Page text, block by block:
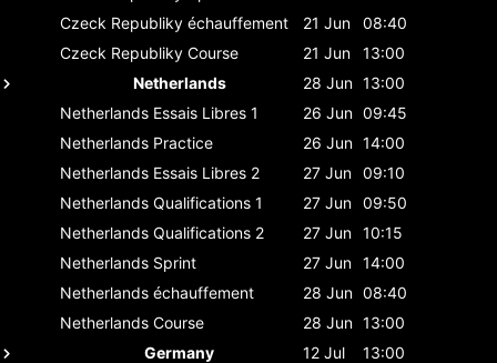
Czeck Republiky échauffement 21 Jun
08:40
Czeck Republiky Course 21 Jun
13:00
Netherlands
28 Jun 13:00
Netherlands Essais Libres 1 26 Jun 09:45
Netherlands Practice 26 Jun 14:00
Netherlands Essais Libres 2 27 Jun 09:10
Netherlands Qualifications 1 27 Jun 09:50
Netherlands Qualifications 2 27 Jun 10:15
Netherlands Sprint 27 Jun 14:00
Netherlands échauffement 28 Jun 08:40
Netherlands Course 28 Jun 13:00
Germany
12 Jul
13:00